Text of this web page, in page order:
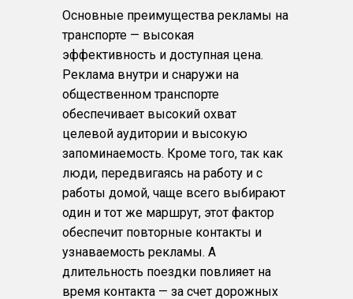
Основные преимущества рекламы на
транспорте — высокая
эффективность и доступная цена.
Реклама внутри и снаружи на
общественном транспорте
обеспечивает высокий охват
целевой аудитории и высокую
запоминаемость. Кроме того, так как
люди, передвигаясь на работу и с
работы домой, чаще всего выбирают
один и тот же маршрут, этот фактор
обеспечит повторные контакты и
узнаваемость рекламы. А
длительность поездки повлияет на
время контакта — за счет дорожных